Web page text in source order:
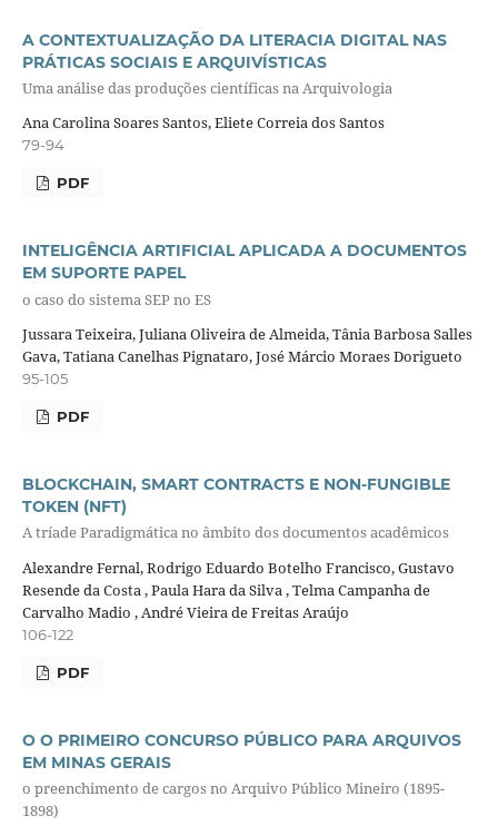
A CONTEXTUALIZAÇÃO DA LITERACIA DIGITAL NAS
PRÁTICAS SOCIAIS E ARQUIVÍSTICAS
Uma análise das produções científicas na Arquivologia
Ana Carolina Soares Santos, Eliete Correia dos Santos
79-94
PDF
INTELIGÊNCIA ARTIFICIAL APLICADA A DOCUMENTOS
EM SUPORTE PAPEL
o caso do sistema SEP no ES
Jussara Teixeira, Juliana Oliveira de Almeida, Tânia Barbosa Salles
Gava, Tatiana Canelhas Pignataro, José Márcio Moraes Dorigueto
95-105
PDF
BLOCKCHAIN, SMART CONTRACTS E NON-FUNGIBLE
TOKEN (NFT)
A tríade Paradigmática no âmbito dos documentos acadêmicos
Alexandre Fernal, Rodrigo Eduardo Botelho Francisco, Gustavo
Resende da Costa , Paula Hara da Silva , Telma Campanha de
Carvalho Madio , André Vieira de Freitas Araújo
106-122
PDF
O O PRIMEIRO CONCURSO PÚBLICO PARA ARQUIVOS
EM MINAS GERAIS
o preenchimento de cargos no Arquivo Público Mineiro (1895-
1898)